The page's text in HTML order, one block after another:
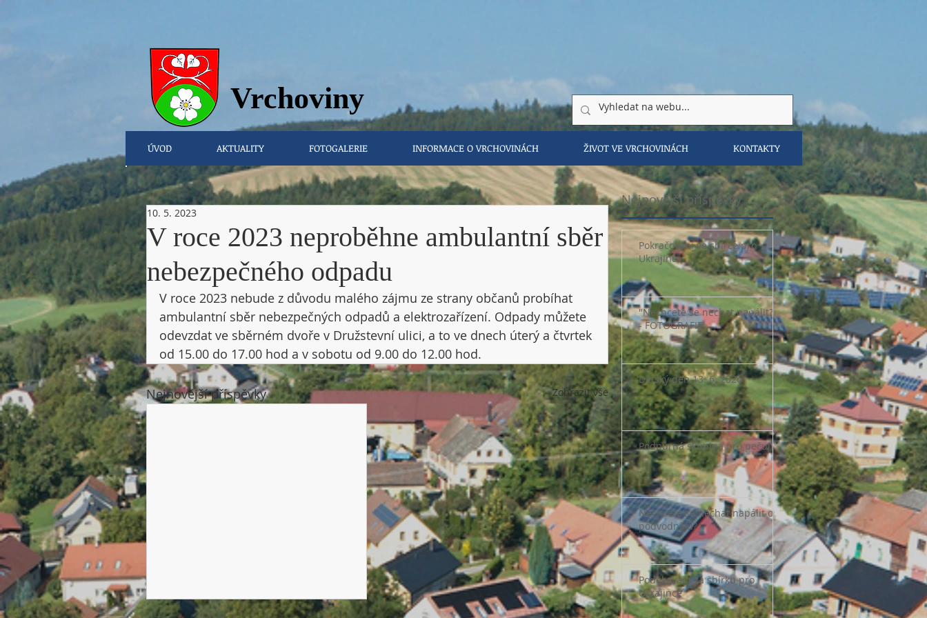
ÚVOD AKTUALITY FOTOGALERIE INFORMACE O VRCHOVINÁCH ŽIVOT VE VRCHOVINÁCH KONTAKTY
Vrchoviny
V roce 2023 neproběhne ambulantní sběr
nebezpečného odpadu
10. 5. 2023
V roce 2023 nebude z důvodu malého zájmu ze strany občanů probíhat
ambulantní sběr nebezpečných odpadů a elektrozařízení. Odpady můžete
odevzdat ve sběrném dvoře v Družstevní ulici, a to ve dnech úterý a čtvrtek
od 15.00 do 17.00 hod a v sobotu od 9.00 do 12.00 hod.
Nejnovější příspěvky Zobrazit vše
Nejnovější příspěvky
Pokračování ve sbírce pro
Ukrajinu
"Nechcete se nechat napálit?"
- FOTOGRAFIE
Dětský den 13. 6. 2026
Podpůrná skupina pro pečující
Nechcete se nechat napálit od
podvodníků?
Poděkování za sbírku pro
Ukrajince